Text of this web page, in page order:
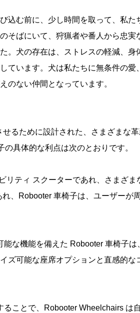
込む前に、少し時間を取って、私た
そばにいて、狩猟者や番人から忠実
。犬の存在は、ストレスの軽減、身
ています。犬は私たちに無条件の愛
のない仲間となっています。
るために設計された、さまざまな
具体的な利点は次のとおりです。
リティ スクーターであれ、さまざま
、Robooter 車椅子は、ユーザーが
な機能を備えた Robooter 車椅子は
ズ可能な座席オプションと直感的な
ことで、Robooter Wheelchairs は